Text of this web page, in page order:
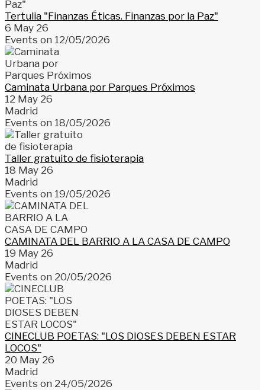
Tertulia "Finanzas Éticas. Finanzas por la Paz"
6 May 26
Events on 12/05/2026
Caminata Urbana por Parques Próximos
12 May 26
Madrid
Events on 18/05/2026
Taller gratuito de fisioterapia
18 May 26
Madrid
Events on 19/05/2026
CAMINATA DEL BARRIO A LA CASA DE CAMPO
19 May 26
Madrid
Events on 20/05/2026
CINECLUB POETAS: "LOS DIOSES DEBEN ESTAR
LOCOS"
20 May 26
Madrid
Events on 24/05/2026